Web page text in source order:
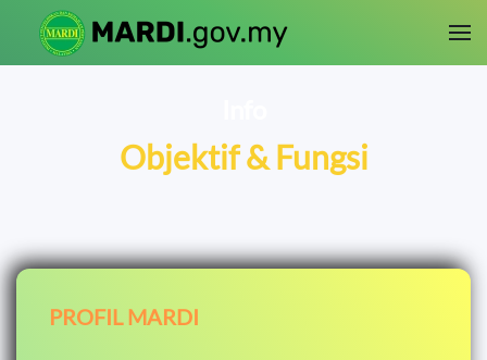
Skip to main content
Objektif & Fungsi
PROFIL MARDI